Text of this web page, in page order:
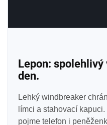
Lepon:
den.
Lehký windbreaker
límci a stahovací
pojme telefon i